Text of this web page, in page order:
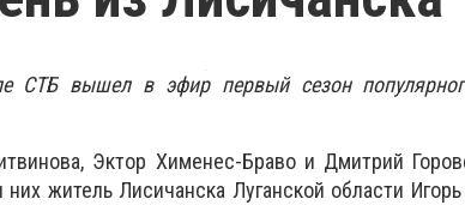
СТБ вышел в эфир первый сезон
Эктор Хименес-Браво и Дмитрий
житель Лисичанска Луганской области